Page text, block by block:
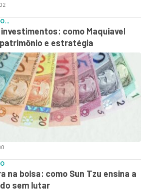
investimentos: como Maquiavel
e estratégia
na bolsa: como Sun Tzu ensina a
sem lutar